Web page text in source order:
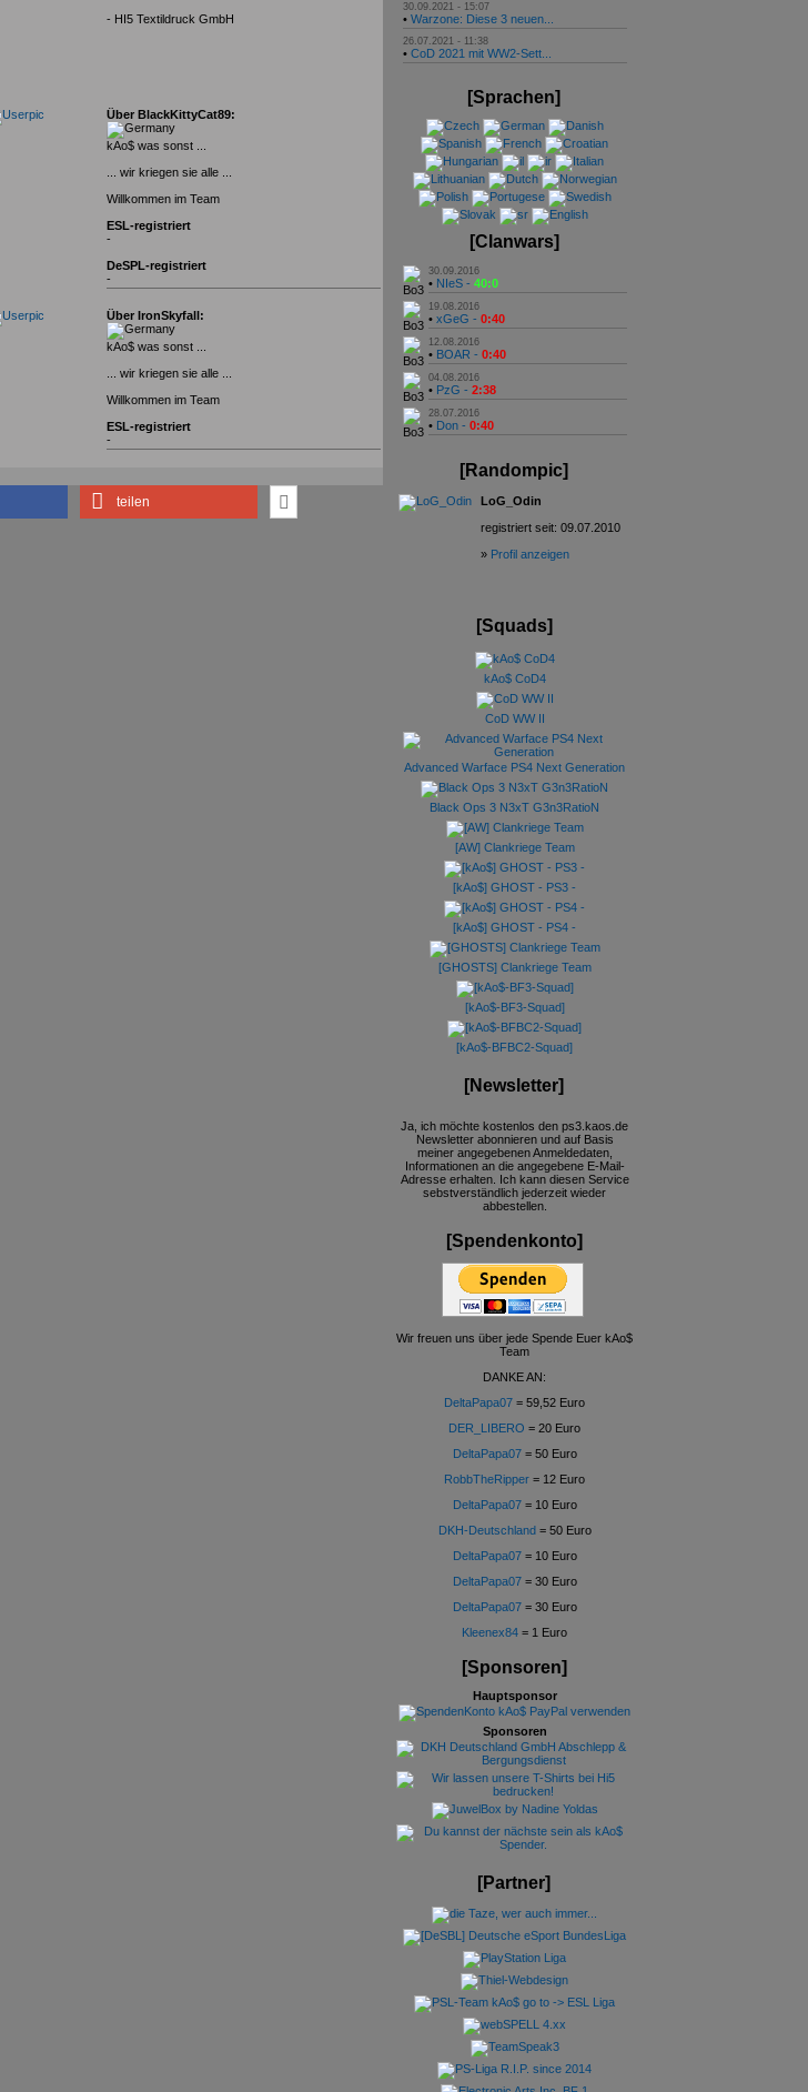
- HI5 Textildruck GmbH
Über BlackKittyCat89:
kAo$ was sonst ...
... wir kriegen sie alle ...
Willkommen im Team
ESL-registriert
-
DeSPL-registriert
-
Über IronSkyfall:
kAo$ was sonst ...
... wir kriegen sie alle ...
Willkommen im Team
ESL-registriert
-
teilen
30.09.2021 - 15:07
• Warzone: Diese 3 neuen...
26.07.2021 - 11:38
• CoD 2021 mit WW2-Sett...
[Sprachen]
[Clanwars]
30.09.2016
• NIeS - 40:0
19.08.2016
• xGeG - 0:40
12.08.2016
• BOAR - 0:40
04.08.2016
• PzG - 2:38
28.07.2016
• Don - 0:40
[Randompic]
LoG_Odin
registriert seit: 09.07.2010
» Profil anzeigen
[Squads]
kAo$ CoD4
CoD WW II
Advanced Warface PS4 Next Generation
Black Ops 3 N3xT G3n3RatioN
[AW] Clankriege Team
[kAo$] GHOST - PS3 -
[kAo$] GHOST - PS4 -
[GHOSTS] Clankriege Team
[kAo$-BF3-Squad]
[kAo$-BFBC2-Squad]
[Newsletter]
Ja, ich möchte kostenlos den ps3.kaos.de
Newsletter abonnieren und auf Basis
meiner angegebenen Anmeldedaten,
Informationen an die angegebene E-Mail-
Adresse erhalten. Ich kann diesen Service
sebstverständlich jederzeit wieder
abbestellen.
[Spendenkonto]
Wir freuen uns über jede Spende Euer kAo$
Team
DANKE AN:
DeltaPapa07 = 59,52 Euro
DER_LIBERO = 20 Euro
DeltaPapa07= 50 Euro
RobbTheRipper = 12 Euro
DeltaPapa07= 10 Euro
DKH-Deutschland = 50 Euro
DeltaPapa07= 10 Euro
DeltaPapa07= 30 Euro
DeltaPapa07= 30 Euro
Kleenex84 = 1 Euro
[Sponsoren]
Hauptsponsor
Sponsoren
[Partner]